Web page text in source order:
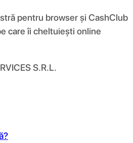
pentru browser și CashClub
care îi cheltuiești online
S.R.L.